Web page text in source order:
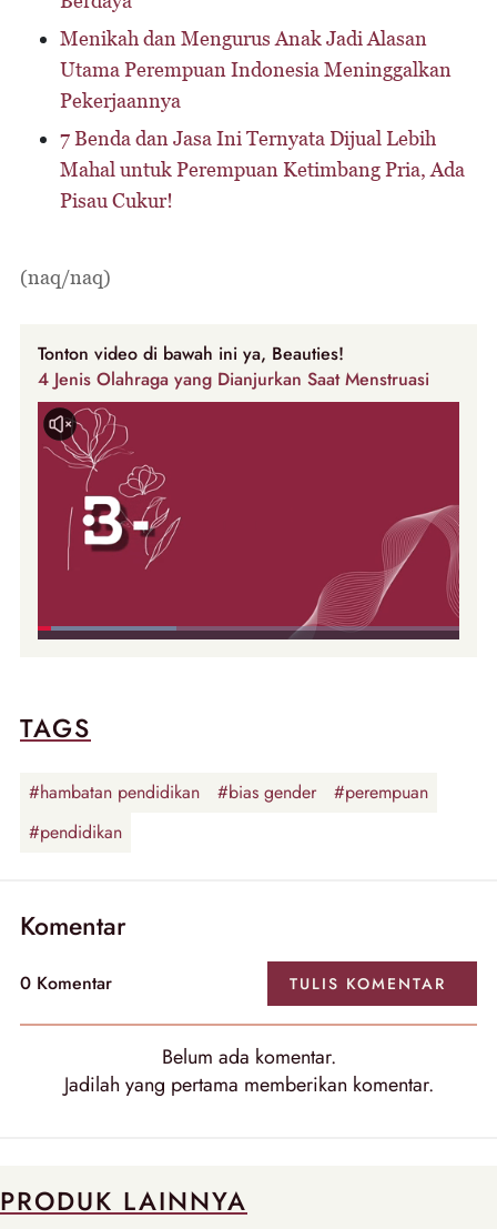
Menikah dan Mengurus Anak Jadi Alasan
Utama Perempuan Indonesia Meninggalkan
Pekerjaannya
7 Benda dan Jasa Ini Ternyata Dijual Lebih
Mahal untuk Perempuan Ketimbang Pria, Ada
Pisau Cukur!
(naq/naq)
Tonton video di bawah ini ya, Beauties!
4 Jenis Olahraga yang Dianjurkan Saat Menstruasi
TAGS
#hambatan pendidikan #bias gender
#perempuan
#pendidikan
Komentar
0 Komentar TULIS KOMENTAR
Belum ada komentar.
Jadilah yang pertama memberikan komentar.
PRODUK LAINNYA